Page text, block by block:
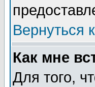
Вернуться
Как мне
Для того,